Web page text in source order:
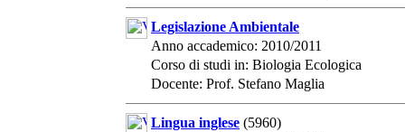
Legislazione Ambientale
Anno accademico: 2010/2011
Corso di studi in: Biologia Ecologica
Docente: Prof. Stefano Maglia
Lingua inglese (5960)